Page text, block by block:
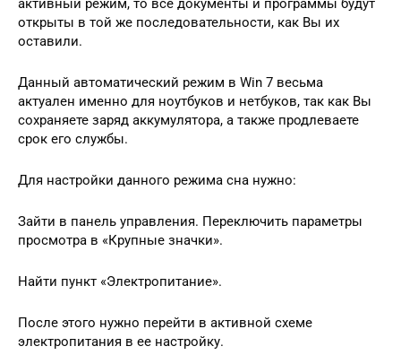
открыты в той же последовательности, как Вы их
оставили.
Данный автоматический режим в Win 7 весьма
актуален именно для ноутбуков и нетбуков, так как Вы
сохраняете заряд аккумулятора, а также продлеваете
срок его службы.
Для настройки данного режима сна нужно:
Зайти в панель управления. Переключить параметры
просмотра в «Крупные значки».
Найти пункт «Электропитание».
После этого нужно перейти в активной схеме
электропитания в ее настройку.